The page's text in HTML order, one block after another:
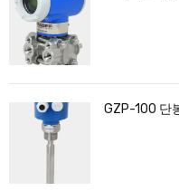
GZP-100 단